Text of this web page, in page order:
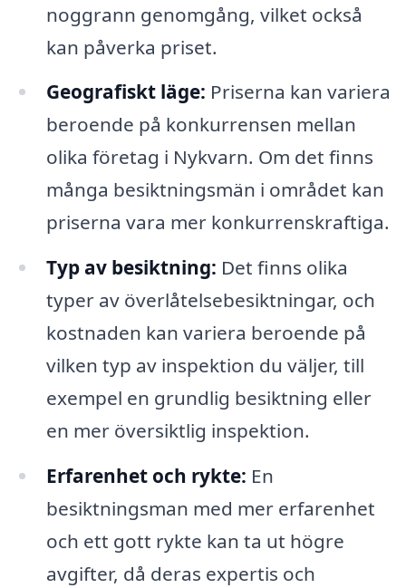
noggrann genomgång, vilket också
kan påverka priset.
Geografiskt läge: Priserna kan variera
beroende på konkurrensen mellan
olika företag i Nykvarn. Om det finns
många besiktningsmän i området kan
priserna vara mer konkurrenskraftiga.
Typ av besiktning: Det finns olika
typer av överlåtelsebesiktningar, och
kostnaden kan variera beroende på
vilken typ av inspektion du väljer, till
exempel en grundlig besiktning eller
en mer översiktlig inspektion.
Erfarenhet och rykte: En
besiktningsman med mer erfarenhet
och ett gott rykte kan ta ut högre
avgifter, då deras expertis och